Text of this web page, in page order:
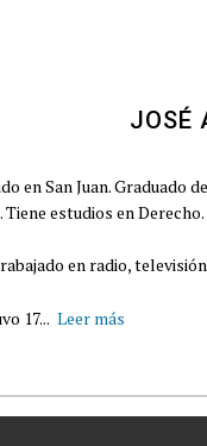
JOSÉ
en San Juan. Graduado
Tiene estudios en Derecho.
en radio,
17... Leer más